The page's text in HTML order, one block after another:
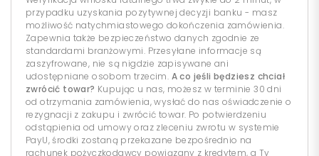
przypadku uzyskania pozytywnej decyzji banku - masz
możliwość natychmiastowego dokończenia zamówienia.
Zapewnia także bezpieczeństwo danych zgodnie ze
standardami branżowymi. Przesyłane informacje są
zaszyfrowane, nie są nigdzie zapisywane ani
udostępniane osobom trzecim. A co jeśli będziesz chciał
zwrócić towar? Kupując u nas, możesz w terminie 30 dni
od otrzymania zamówienia, wysłać do nas oświadczenie o
rezygnacji z zakupu i zwrócić towar. Po potwierdzeniu
odstąpienia od umowy oraz zleceniu zwrotu w systemie
PayU, środki zostaną przekazane bezpośrednio na
rachunek pożyczkodawcy powiązany z kredytem, a Ty